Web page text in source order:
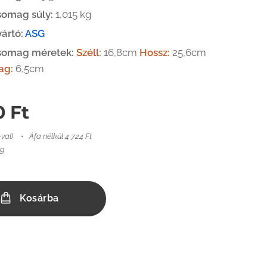
súly: 1,015 kg
ASG
méretek: Széll: 16,8cm Hossz: 25,6cm
6,5cm
Ft
Áfa nélkül 4 724 Ft
Kosárba